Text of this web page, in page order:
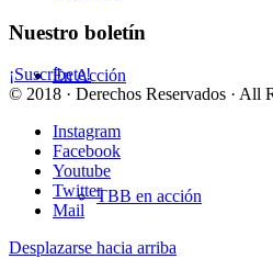
En Acción
TBB en acción
Nuestro boletín
¡Suscríbete!
© 2018 · Derechos Reservados · All
Instagram
Facebook
Youtube
Twitter
Mail
Desplazarse hacia arriba